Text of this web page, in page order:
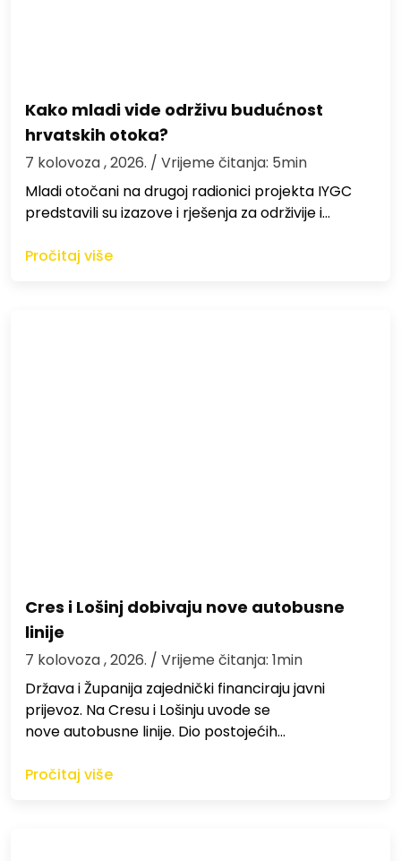
Kako mladi vide održivu budućnost
hrvatskih otoka?
7 kolovoza , 2026. / Vrijeme čitanja: 5min
Mladi otočani na drugoj radionici projekta IYGC
predstavili su izazove i rješenja za održivije i…
Pročitaj više
Cres i Lošinj dobivaju nove autobusne
linije
7 kolovoza , 2026. / Vrijeme čitanja: 1min
Država i Županija zajednički financiraju javni
prijevoz. Na Cresu i Lošinju uvode se
nove autobusne linije. Dio postojećih…
Pročitaj više